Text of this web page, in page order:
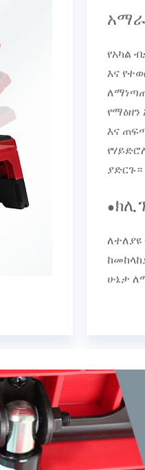
የአካል
እና
እና
ያድርጉ።
●
ለተለያዩ
ሁኔታ